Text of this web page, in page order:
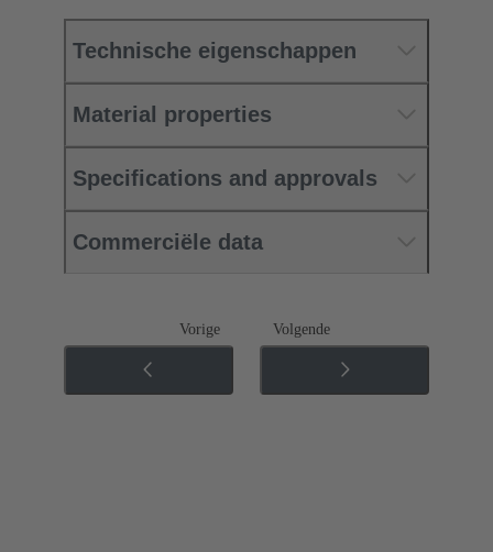
Technische eigenschappen
Material properties
Specifications and approvals
Commerciële data
Vorige Volgende